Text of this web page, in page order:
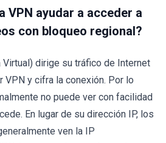
VPN ayudar a acceder a
con bloqueo regional?
Virtual) dirige su tráfico de Internet
VPN y cifra la conexión. Por lo
no puede ver con facilidad
En lugar de su dirección IP, los
ven la IP